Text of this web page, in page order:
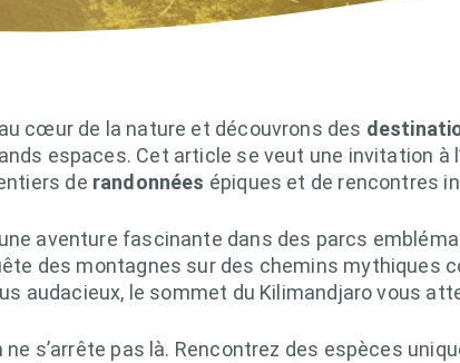
cœur de la nature et découvrons des
espaces. Cet article se veut une invitation à
de randonnées épiques et de rencontres
aventure fascinante dans des parcs
des montagnes sur des chemins mythiques
audacieux, le sommet du Kilimandjaro vous
s’arrête pas là. Rencontrez des espèces